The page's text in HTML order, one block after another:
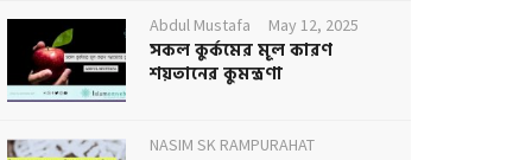
Abdul Mustafa May 12, 2025
সকল কুর্কমের মূল কারণ
শয়তানের কুমন্ত্রণা
NASIM SK RAMPURAHAT